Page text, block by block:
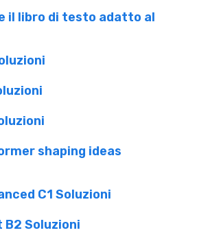
il libro di testo adatto al
shaping ideas
C1 Soluzioni
Soluzioni